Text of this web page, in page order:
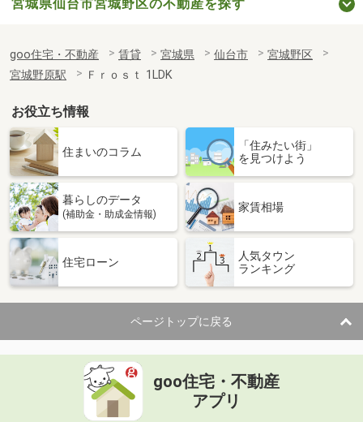
宮城県仙台市宮城野区の不動産を探す
goo住宅・不動産 賃貸 宮城県 仙台市
宮城野区
宮城野原駅
Ｆｒｏｓｔ 1LDK
お役立ち情報
住まいのコラム
「住みたい街」
を見つけよう
暮らしのデータ
(補助金・助成金情報)
家賃相場
住宅ローン
人気タウン
ランキング
ページトップに戻る
goo住宅・不動産
アプリ